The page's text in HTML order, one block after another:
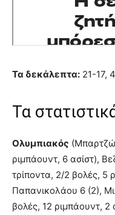
Τα δεκάλεπτα: 21-17,
Τα
Ολυμπιακός
ριμπάουντ, 6 ασίστ),
τρίποντα, 2/2 βολές, 5
Παπανικολάου 6 (2),
βολές, 12 ριμπάουντ,